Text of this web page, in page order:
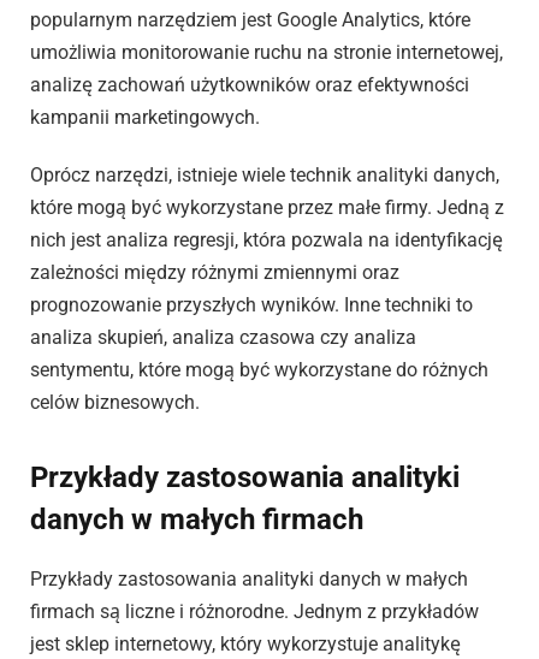
popularnym narzędziem jest Google Analytics, które
umożliwia monitorowanie ruchu na stronie internetowej,
analizę zachowań użytkowników oraz efektywności
kampanii marketingowych.
Oprócz narzędzi, istnieje wiele technik analityki danych,
które mogą być wykorzystane przez małe firmy. Jedną z
nich jest analiza regresji, która pozwala na identyfikację
zależności między różnymi zmiennymi oraz
prognozowanie przyszłych wyników. Inne techniki to
analiza skupień, analiza czasowa czy analiza
sentymentu, które mogą być wykorzystane do różnych
celów biznesowych.
Przykłady zastosowania analityki
danych w małych firmach
Przykłady zastosowania analityki danych w małych
firmach są liczne i różnorodne. Jednym z przykładów
jest sklep internetowy, który wykorzystuje analitykę